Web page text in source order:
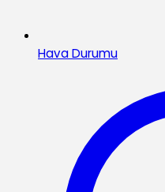
Hava Durumu